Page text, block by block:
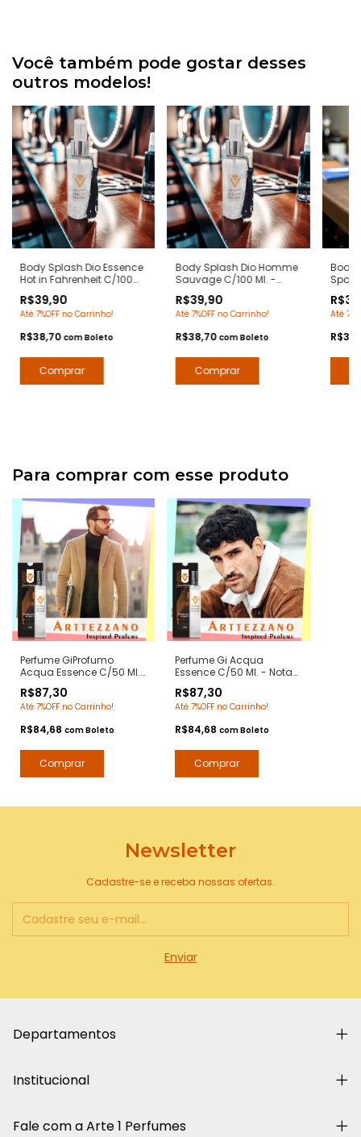
Você também pode gostar desses
outros modelos!
Body Splash Dio Essence
Hot in Fahrenheit C/100
Dior - Deo Colônia
Desodorante Corporal -
R$39,90
Até 7%OFF no Carrinho!
R$38,70 comBoleto
Body Splash Dio Homme
Sauvage C/100 Ml. -
Deo Colônia Desodorante
Corporal - Arte 1 Perfumes
R$39,90
Até 7%OFF no Carrinho!
R$38,70 comBoleto
Body
Sport
Até
Para comprar com esse produto
Perfume GiProfumo
Acqua Essence C/50 Ml.
Profumo - Contratipos
Premium - Arte 1 Perfumes
R$87,30
Até 7%OFF no Carrinho!
R$84,68 comBoleto
Perfume Gi Acqua
Essence C/50 Ml. - Notas
Contratipos Premium -
Arte 1 Perfumes
R$87,30
Até 7%OFF no Carrinho!
R$84,68comBoleto
Newsletter
Cadastre-se e receba nossas ofertas.
Departamentos
Institucional
Fale com a Arte 1 Perfumes